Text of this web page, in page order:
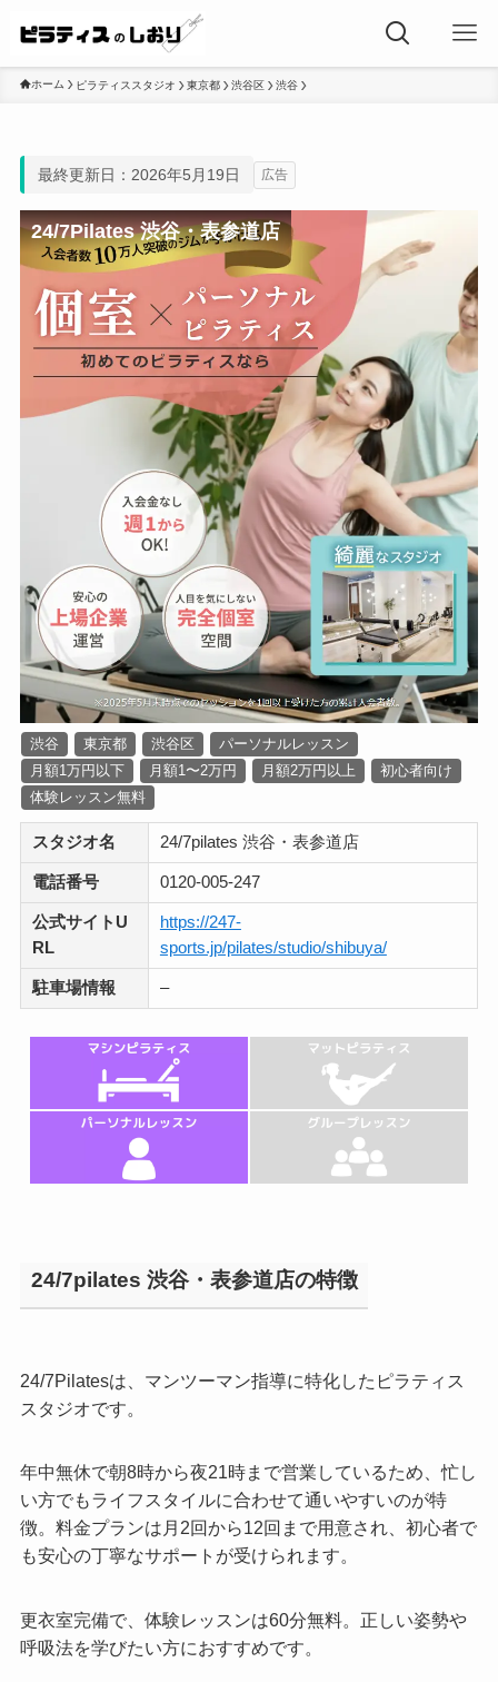
ホーム ピラティススタジオ 東京都 渋谷区 渋谷
最終更新日：2026年5月19日 広告
24/7Pilates 渋谷・表参道店
渋谷 東京都 渋谷区
パーソナルレッスン
月額1万円以下
月額1〜2万円 月額2万円以上
初心者向け
体験レッスン無料
スタジオ名 24/7pilates 渋谷・表参道店
電話番号 0120‐005‐247
公式サイトU
RL
https://247-
sports.jp/pilates/studio/shibuya/
駐車場情報 –
24/7pilates 渋谷・表参道店の特徴
24/7Pilatesは、マンツーマン指導に特化したピラティス
スタジオです。
年中無休で朝8時から夜21時まで営業しているため、忙し
い方でもライフスタイルに合わせて通いやすいのが特
徴。料金プランは月2回から12回まで用意され、初心者で
も安心の丁寧なサポートが受けられます。
更衣室完備で、体験レッスンは60分無料。正しい姿勢や
呼吸法を学びたい方におすすめです。